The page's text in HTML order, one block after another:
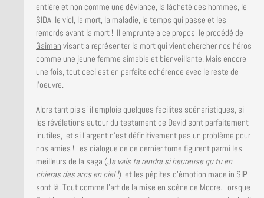
entière et non comme une déviance, la lâcheté des hommes, le
SIDA, le viol, la mort, la maladie, le temps qui passe et les
remords avant la mort ! Il emprunte a ce propos, le procédé de
Gaiman visant a représenter la mort qui vient chercher nos héros
comme une jeune femme aimable et bienveillante. Mais encore
une fois, tout ceci est en parfaite cohérence avec le reste de
l’oeuvre.
Alors tant pis s’ il emploie quelques facilites scénaristiques, si
les révélations autour du testament de David sont parfaitement
inutiles, et si l’argent n’est définitivement pas un problème pour
nos amies ! Les dialogue de ce dernier tome figurent parmi les
meilleurs de la saga (Je vais te rendre si heureuse qu tu en
chieras des arcs en ciel !) et les pépites d’émotion made in SIP
sont là. Tout comme l’art de la mise en scène de Moore. Lorsque